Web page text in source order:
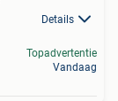
Details
Topadvertentie
Vandaag